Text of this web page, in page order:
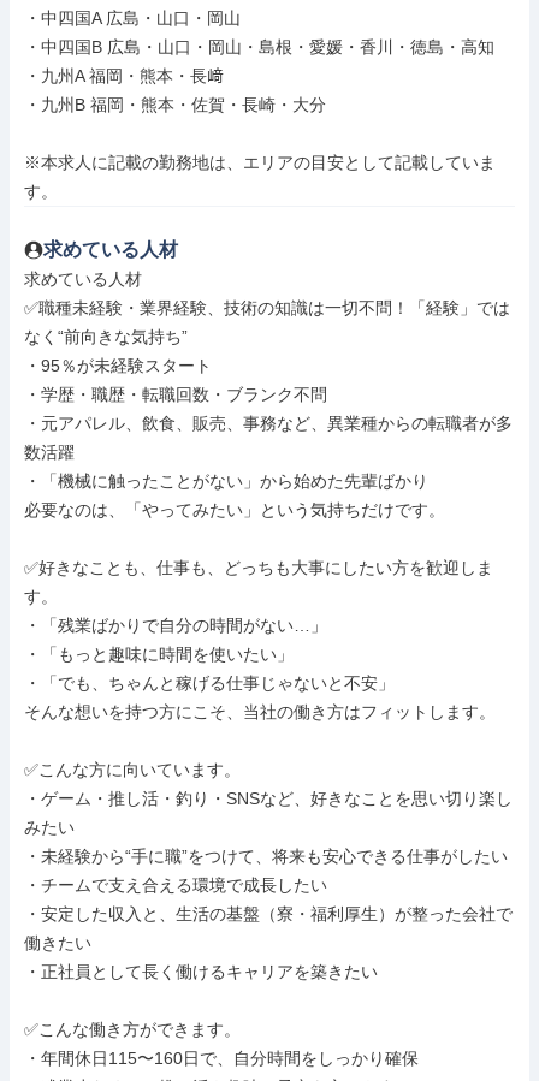
・中四国A 広島・山口・岡山
・中四国B 広島・山口・岡山・島根・愛媛・香川・徳島・高知
・九州A 福岡・熊本・長﨑
・九州B 福岡・熊本・佐賀・長崎・大分
※本求人に記載の勤務地は、エリアの目安として記載していま
す。
求めている人材
求めている人材
✅職種未経験・業界経験、技術の知識は一切不問！「経験」では
なく“前向きな気持ち”
・95％が未経験スタート
・学歴・職歴・転職回数・ブランク不問
・元アパレル、飲食、販売、事務など、異業種からの転職者が多
数活躍
・「機械に触ったことがない」から始めた先輩ばかり
必要なのは、「やってみたい」という気持ちだけです。
✅好きなことも、仕事も、どっちも大事にしたい方を歓迎しま
す。
・「残業ばかりで自分の時間がない…」
・「もっと趣味に時間を使いたい」
・「でも、ちゃんと稼げる仕事じゃないと不安」
そんな想いを持つ方にこそ、当社の働き方はフィットします。
✅こんな方に向いています。
・ゲーム・推し活・釣り・SNSなど、好きなことを思い切り楽し
みたい
・未経験から“手に職”をつけて、将来も安心できる仕事がしたい
・チームで支え合える環境で成長したい
・安定した収入と、生活の基盤（寮・福利厚生）が整った会社で
働きたい
・正社員として長く働けるキャリアを築きたい
✅こんな働き方ができます。
・年間休日115〜160日で、自分時間をしっかり確保